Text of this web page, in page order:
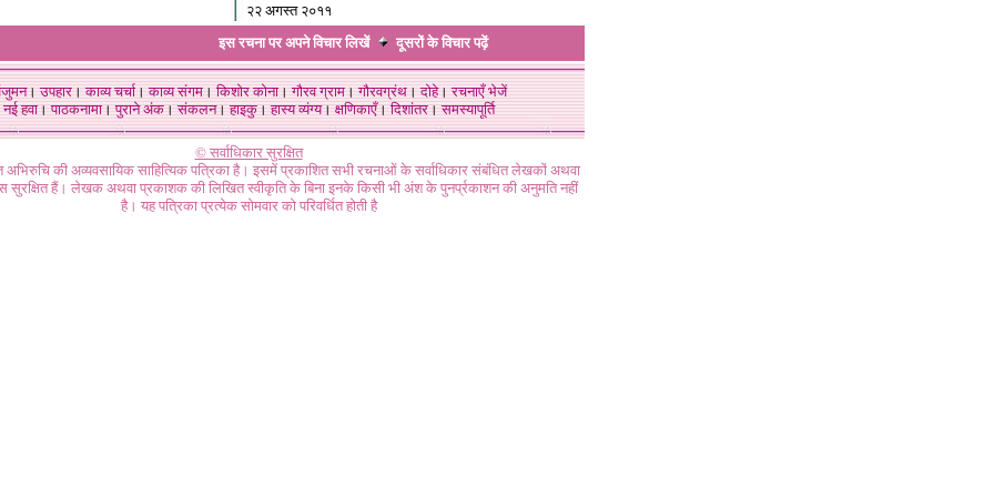
२२ अगस्त २०११
इस रचना पर अपने विचार लिखें
दूसरों के विचारपढ़ें
।उपहार।काव्य चर्चा।काव्य संगम।किशोर कोना।गौरव ग्राम।गौरवग्रंथ।दोहे।रचनाएँ भेजें
नई हवा। पाठकनामा। पुराने अंक। संकलन। हाइकु। हास्य व्यंग्य। क्षणिकाएँ। दिशांतर। समस्यापूर्ति
© सर्वाधिकार सुरक्षित
अभिरुचि की अव्यवसायिक साहित्यिक पत्रिका है। इसमें प्रकाशित सभी रचनाओं के सर्वाधिकार संबंधित लेखकों अथवा
सुरक्षित हैं। लेखक अथवा प्रकाशक की लिखित स्वीकृति के बिना इनके किसी भी अंश के पुनर्प्रकाशन की अनुमति नहीं
है। यह पत्रिका प्रत्येक सोमवार को परिवर्धित होती है